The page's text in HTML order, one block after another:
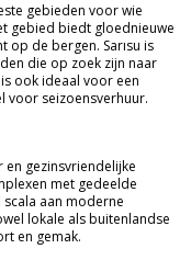
gebieden voor wie
gebied biedt gloednieuwe
op de bergen. Sarısu is
die op zoek zijn naar
ook ideaal voor een
voor seizoensverhuur.
gezinsvriendelijke
met gedeelde
aan moderne
lokale als buitenlandse
en gemak.